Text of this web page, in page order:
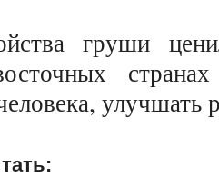
груши
улучшать